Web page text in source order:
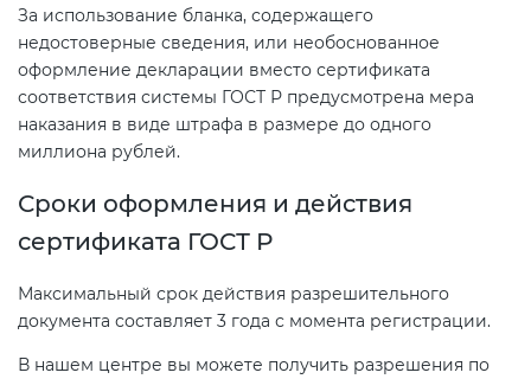
За использование бланка, содержащего
недостоверные сведения, или необоснованное
оформление декларации вместо сертификата
соответствия системы ГОСТ Р предусмотрена мера
наказания в виде штрафа в размере до одного
миллиона рублей.
Сроки оформления и действия
сертификата ГОСТ Р
Максимальный срок действия разрешительного
документа составляет 3 года с момента регистрации.
В нашем центре вы можете получить разрешения по